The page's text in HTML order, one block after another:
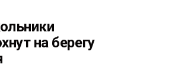
на берегу